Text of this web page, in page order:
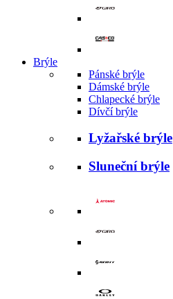
Brýle
Pánské brýle
Dámské brýle
Chlapecké brýle
Dívčí brýle
Lyžařské brýle
Sluneční brýle